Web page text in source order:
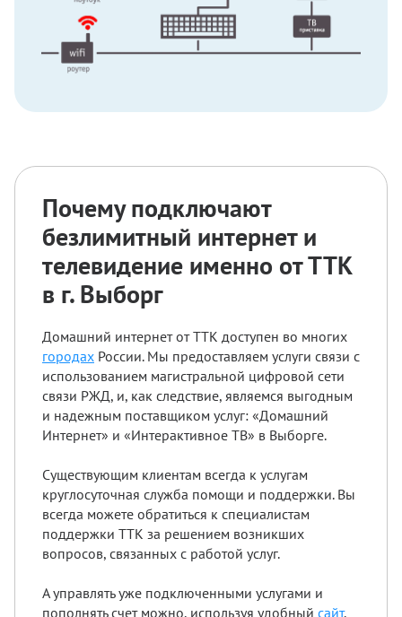
Почему подключают
безлимитный интернет и
телевидение именно от ТТК
в г. Выборг
Домашний интернет от ТТК доступен во многих
городах России. Мы предоставляем услуги связи с
использованием магистральной цифровой сети
связи РЖД, и, как следствие, являемся выгодным
и надежным поставщиком услуг: «Домашний
Интернет» и «Интерактивное ТВ» в Выборге.
Существующим клиентам всегда к услугам
круглосуточная служба помощи и поддержки. Вы
всегда можете обратиться к специалистам
поддержки ТТК за решением возникших
вопросов, связанных с работой услуг.
А управлять уже подключенными услугами и
пополнять счет можно, используя удобный сайт.